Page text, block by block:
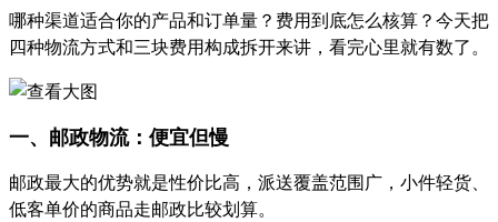
哪种渠道适合你的产品和订单量？费用到底怎么核算？今天把
四种物流方式和三块费用构成拆开来讲，看完心里就有数了。
一、邮政物流：便宜但慢
邮政最大的优势就是性价比高，派送覆盖范围广，小件轻货、
低客单价的商品走邮政比较划算。